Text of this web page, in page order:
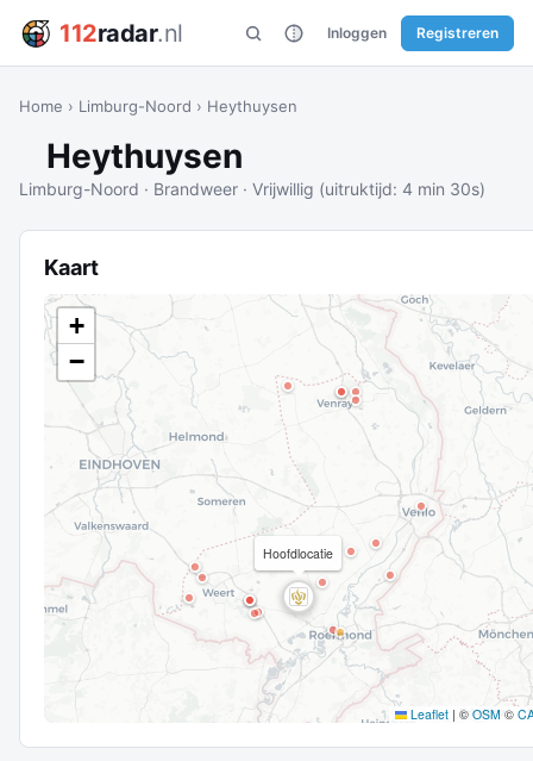
112radar.nl Inloggen Registreren
Home › Limburg-Noord › Heythuysen
Heythuysen
Limburg-Noord · Brandweer · Vrijwillig (uitruktijd: 4 min 30s)
Kaart
Hoofdlocatie
+
−
Leaflet | © OSM ©